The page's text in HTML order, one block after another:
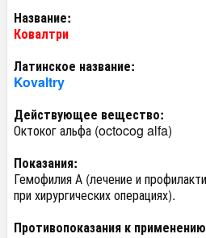
Название:
Ковалтри
Латинское название:
Kovaltry
Действующее вещество:
Октоког альфа (octocog alfa)
Показания:
Гемофилия А (лечение и
при хирургических операциях).
Противопоказания к применению